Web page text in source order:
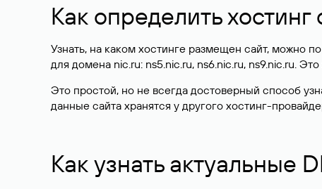
Как определить
Узнать, на каком хостинге размещен сайт, можно
для домена nic.ru: ns5.nic.ru, ns6.nic.ru, ns9.nic.ru.
Это простой, но не всегда достоверный способ
данные сайта хранятся у другого хостинг-
Как узнать актуальные